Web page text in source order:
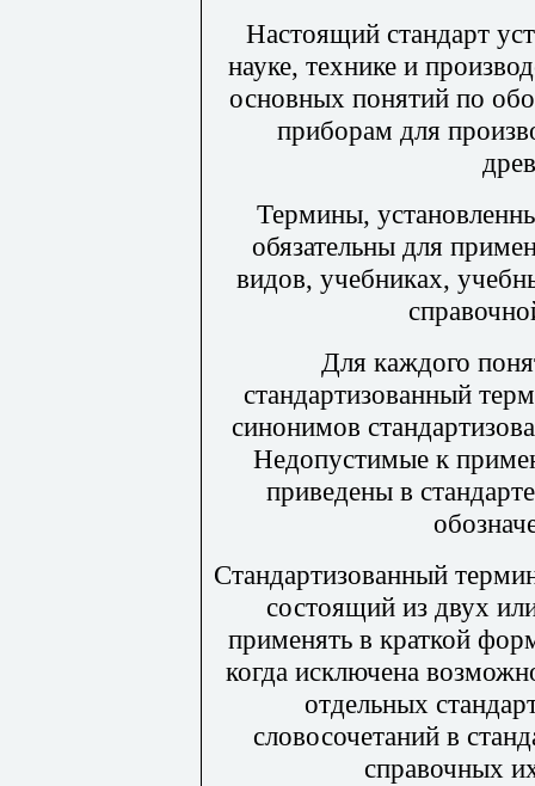
Настоящий стандарт
науке, технике и
основных понятий по
приборам для
Термины,
обязательны для
видов, учебниках,
Для каждого
стандартизованный
синонимов
Недопустимые к
приведены в
Стандартизованный
состоящий из двух
применять в краткой
когда исключена
отдельных
словосочетаний в
справочных